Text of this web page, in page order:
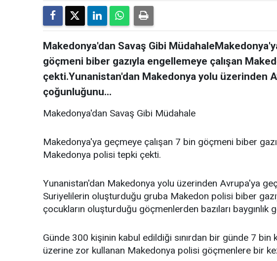
Makedonya'dan Savaş Gibi
göçmeni biber gazıyla engellemeye çalışan
çekti.Yunanistan'dan Makedonya yolu üzerinden
çoğunluğunu...
Makedonya'dan Savaş Gibi Müdahale
Makedonya'ya geçmeye çalışan 7 bin göçmeni biber
Makedonya polisi tepki çekti.
Yunanistan'dan Makedonya yolu üzerinden Avrupa'ya
Suriyelilerin oluşturduğu gruba Makedon polisi biber
çocukların oluşturduğu göçmenlerden bazıları baygınlık
Günde 300 kişinin kabul edildiği sınırdan bir günde 7
üzerine zor kullanan Makedonya polisi göçmenlere bir